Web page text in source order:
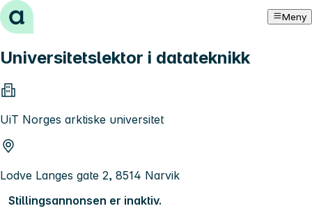
Hopp til innhold Meny
Universitetslektor i datateknikk
UiT Norges arktiske universitet
Lodve Langes gate 2, 8514 Narvik
Stillingsannonsen er inaktiv.